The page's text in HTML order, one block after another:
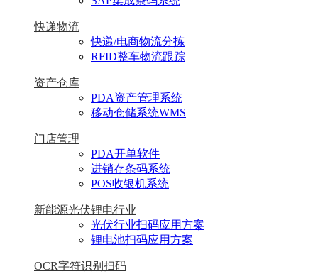
快递物流
快递/电商物流分拣
RFID整车物流跟踪
资产仓库
PDA资产管理系统
移动仓储系统WMS
门店管理
PDA开单软件
进销存条码系统
POS收银机系统
新能源光伏锂电行业
光伏行业扫码应用方案
锂电池扫码应用方案
OCR字符识别扫码